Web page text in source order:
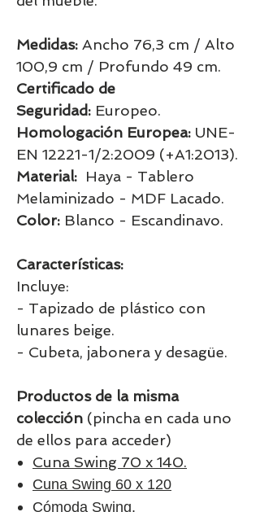
Medidas: Ancho 76,3 cm / Alto
100,9 cm / Profundo 49 cm.
Certificado de
Seguridad: Europeo.
Homologación Europea: UNE-
EN 12221-1/2:2009 (+A1:2013).
Material: Haya - Tablero
Melaminizado - MDF Lacado.
Color: Blanco - Escandinavo.
Características:
Incluye:
- Tapizado de plástico con
lunares beige.
- Cubeta, jabonera y desagüe.
Productos de la misma
colección (pincha en cada uno
de ellos para acceder)
Cuna Swing 70 x 140.
Cuna Swing 60 x 120
Cómoda Swing.